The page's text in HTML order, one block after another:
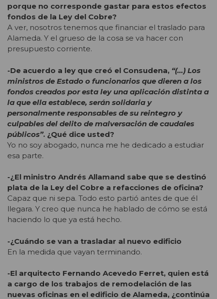
porque no corresponde gastar para estos efectos
fondos de la Ley del Cobre?
A ver, nosotros tenemos que financiar el traslado para
Alameda. Y el grueso de la cosa se va hacer con
presupuesto corriente.
-De acuerdo a ley que creó el Consudena, “(…) Los
ministros de Estado o funcionarios que dieren a los
fondos creados por esta ley una aplicación distinta a
la que ella establece, serán solidaria y
personalmente responsables de su reintegro y
culpables del delito de malversación de caudales
públicos”. ¿Qué dice usted?
Yo no soy abogado, nunca me he dedicado a estudiar
esa parte.
-¿El ministro Andrés Allamand sabe que se destinó
plata de la Ley del Cobre a refacciones de oficina?
Capaz que ni sepa. Todo esto partió antes de que él
llegara. Y creo que nunca he hablado de cómo se está
haciendo lo que ya está hecho.
-¿Cuándo se van a trasladar al nuevo edificio
En la medida que vayan terminando.
-El arquitecto Fernando Acevedo Ferret, quien está
a cargo de los trabajos de remodelación de las
nuevas oficinas en el edificio de Alameda, ¿continúa